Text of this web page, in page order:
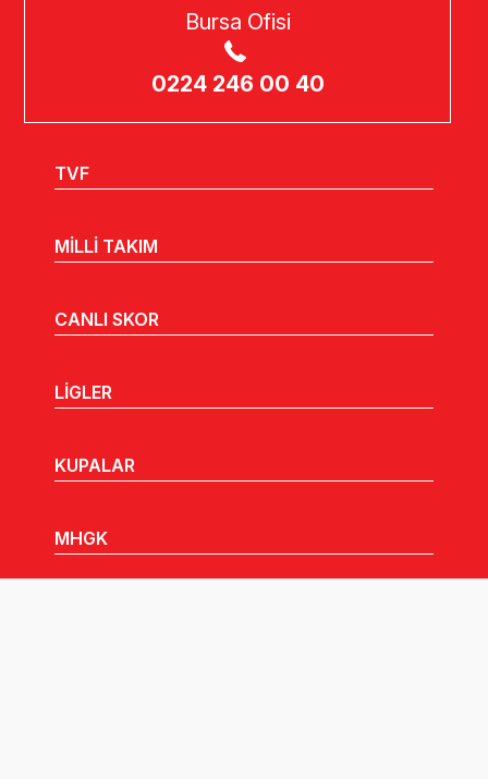
Bursa Ofisi
0224 246 00 40
TVF
MİLLİ TAKIM
CANLI SKOR
LİGLER
KUPALAR
MHGK